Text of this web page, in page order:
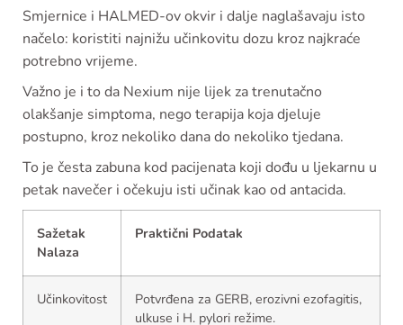
Smjernice i HALMED-ov okvir i dalje naglašavaju isto
načelo: koristiti najnižu učinkovitu dozu kroz najkraće
potrebno vrijeme.
Važno je i to da Nexium nije lijek za trenutačno
olakšanje simptoma, nego terapija koja djeluje
postupno, kroz nekoliko dana do nekoliko tjedana.
To je česta zabuna kod pacijenata koji dođu u ljekarnu u
petak navečer i očekuju isti učinak kao od antacida.
Sažetak
Nalaza
Praktični Podatak
Učinkovitost
Potvrđena za GERB, erozivni ezofagitis,
ulkuse i H. pylori režime.